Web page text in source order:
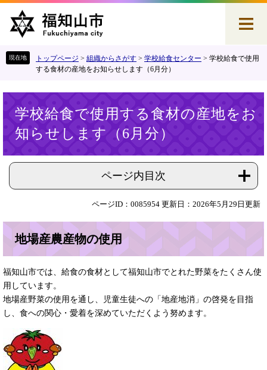
す
し
トップページ > 組織からさがす > 学校給食センター > 学校給食で使用
する食材の産地をお知らせします（6月分）
学校給食で使用する食材の産地をお
知らせします（6月分）
ページ内目次
ページID：0085954 更新日：2026年5月29日更新
地場産農産物の使用
福知山市では、給食の食材として福知山市でとれた野菜をたくさん使
用しています。
地場産野菜の使用を通し、児童生徒への「地産地消」の啓発を目指
し、食への関心・愛着を深めていただくよう努めます。